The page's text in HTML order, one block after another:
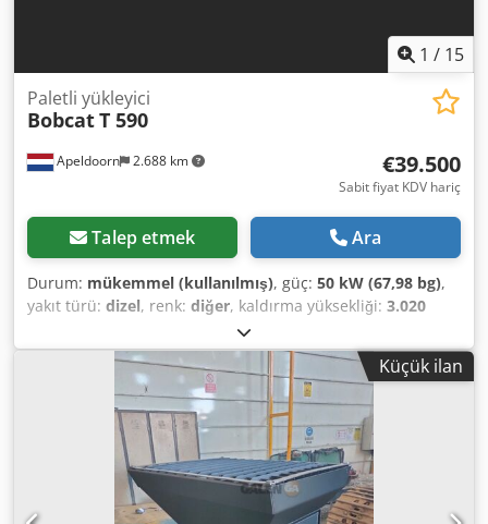
1 / 15
Apeldoorn 2.688 km
Paletli yükleyici
BobcatT 590
€39.500
Sabit fiyat KDV hariç
Talep etmek Ara
Durum: mükemmel (kullanılmış), güç: 50 kW (67,98 bg),
yakıt türü: dizel, renk: diğer, kaldırma yüksekliği: 3.020
, çalışma saatleri:
2021 Boş ağırlık: 3.664 kg Ölçüler (U x G x Y): 337 x 173 x
198 cm Direksiyon: Sabit Motor markası: Bobcat CE işareti:
evet Teknik durum: çok iyi Görsel durum: çok iyi = Diğer
seçenekler ve aksesuarlar = - 3. hidrolik devre - Üfleç =
Notlar = Aktarma organı Aşama / Seviye: Stage IV / Tier IV
final Durum CE tipi: CE Cjdsy D D Rzjpfx Af Esrf Isıtmalı
kapalı kabin, SJC joystick kontrolü, yeni kauçuk paletler,
lüks ekran
Küçük ilan